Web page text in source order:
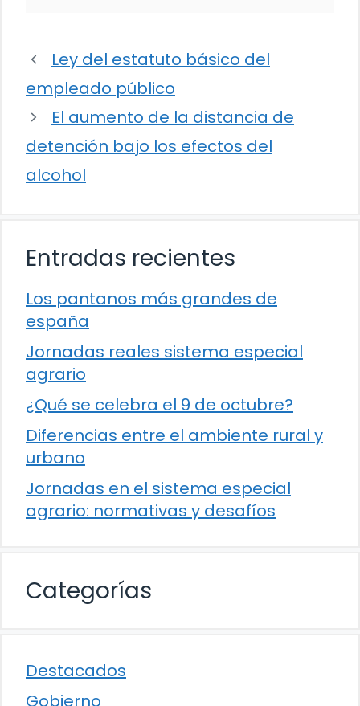
Ley del estatuto básico del
empleado público
El aumento de la distancia de
detención bajo los efectos del
alcohol
Entradas recientes
Los pantanos más grandes de
españa
Jornadas reales sistema especial
agrario
¿Qué se celebra el 9 de octubre?
Diferencias entre el ambiente rural y
urbano
Jornadas en el sistema especial
agrario: normativas y desafíos
Categorías
Destacados
Gobierno